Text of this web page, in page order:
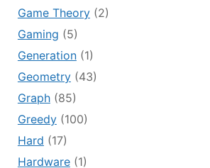
Game Theory(2)
Gaming (5)
Generation(1)
Geometry(43)
Graph(85)
Greedy(100)
Hard (17)
Hardware(1)